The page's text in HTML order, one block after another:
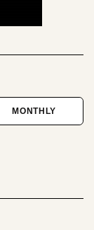
MONTHLY